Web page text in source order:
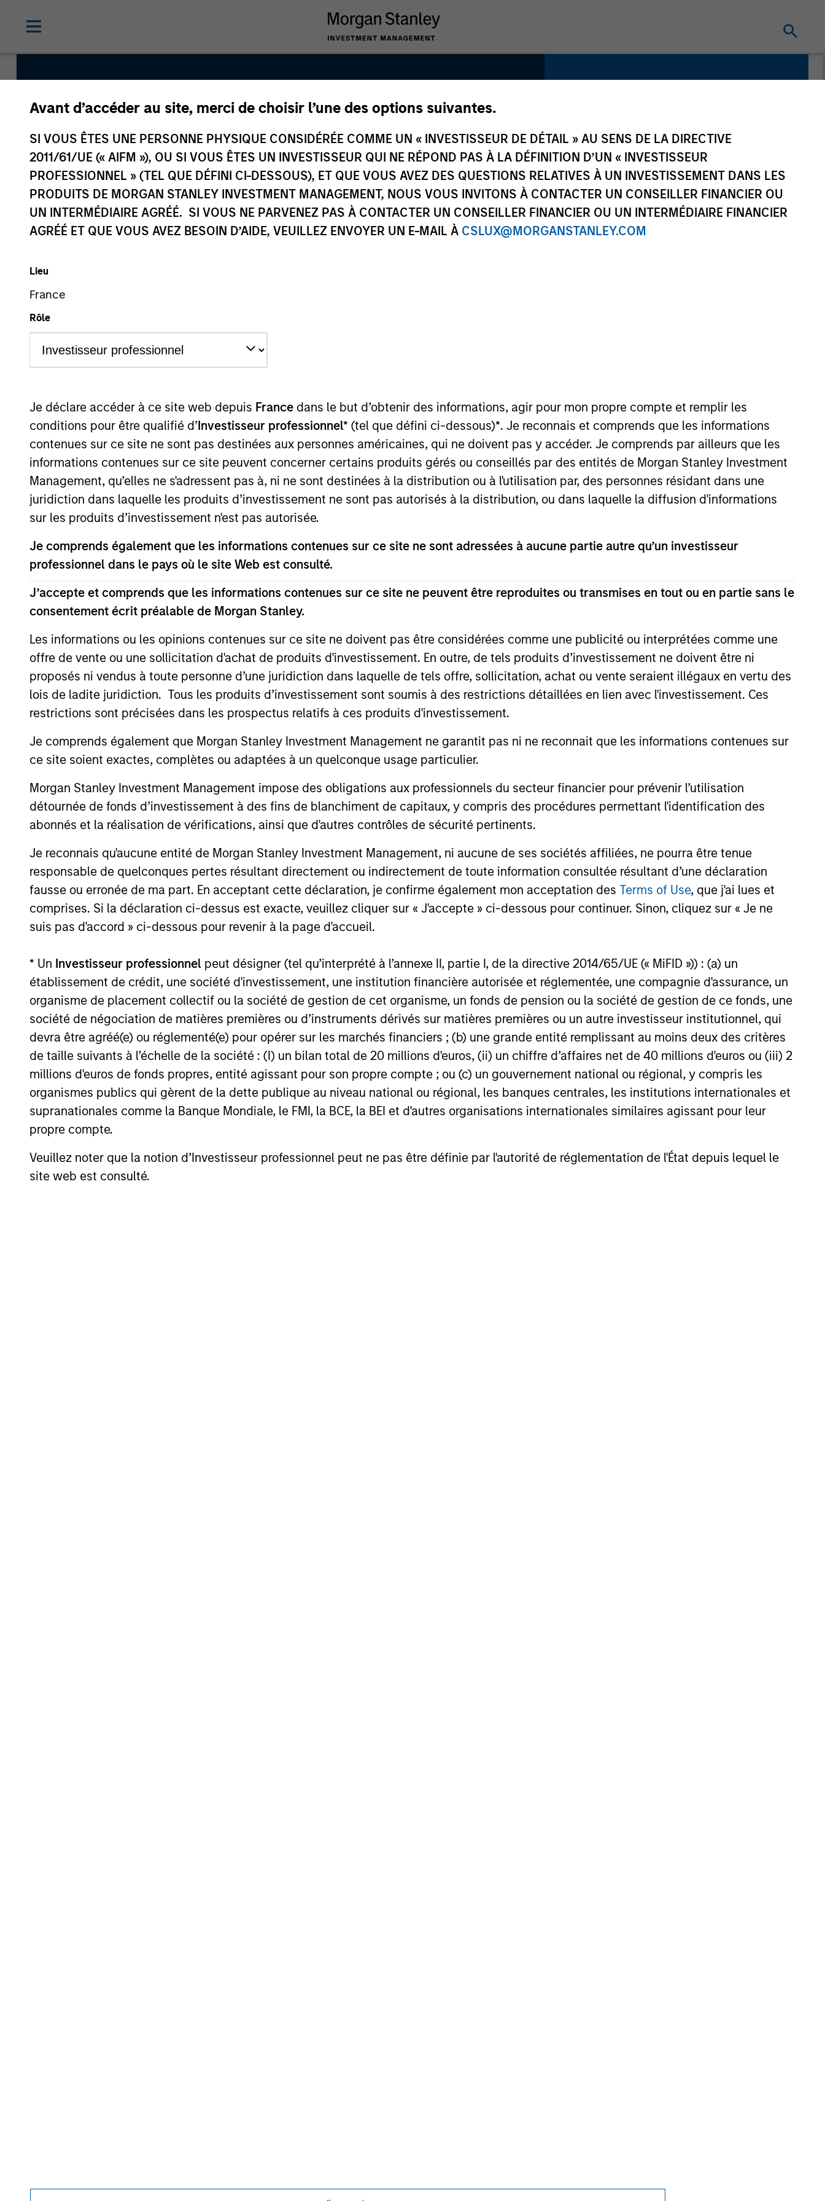
Avant d’accéder au site, merci de choisir l’une des options suivantes.
SI VOUS ÊTES UNE PERSONNE PHYSIQUE CONSIDÉRÉE COMME UN « INVESTISSEUR DE DÉTAIL » AU SENS DE LA DIRECTIVE
2011/61/UE (« AIFM »), OU SI VOUS ÊTES UN INVESTISSEUR QUI NE RÉPOND PAS À LA DÉFINITION D’UN « INVESTISSEUR
PROFESSIONNEL » (TEL QUE DÉFINI CI-DESSOUS), ET QUE VOUS AVEZ DES QUESTIONS RELATIVES À UN INVESTISSEMENT DANS LES
PRODUITS DE MORGAN STANLEY INVESTMENT MANAGEMENT, NOUS VOUS INVITONS À CONTACTER UN CONSEILLER FINANCIER OU
UN INTERMÉDIAIRE AGRÉÉ. SI VOUS NE PARVENEZ PAS À CONTACTER UN CONSEILLER FINANCIER OU UN INTERMÉDIAIRE FINANCIER
AGRÉÉ ET QUE VOUS AVEZ BESOIN D’AIDE, VEUILLEZ ENVOYER UN E-MAIL À CSLUX@MORGANSTANLEY.COM
Lieu
France
Rôle
Je déclare accéder à ce site web depuis France dans le but d’obtenir des informations, agir pour mon propre compte et remplir les
conditions pour être qualifié d’Investisseur professionnel* (tel que défini ci-dessous)*. Je reconnais et comprends que les informations
contenues sur ce site ne sont pas destinées aux personnes américaines, qui ne doivent pas y accéder. Je comprends par ailleurs que les
informations contenues sur ce site peuvent concerner certains produits gérés ou conseillés par des entités de Morgan Stanley Investment
Management, qu’elles ne s'adressent pas à, ni ne sont destinées à la distribution ou à l'utilisation par, des personnes résidant dans une
juridiction dans laquelle les produits d’investissement ne sont pas autorisés à la distribution, ou dans laquelle la diffusion d'informations
sur les produits d’investissement n'est pas autorisée.
Je comprends également que les informations contenues sur ce site ne sont adressées à aucune partie autre qu’un investisseur
professionnel dans le pays où le site Web est consulté.
J’accepte et comprends que les informations contenues sur ce site ne peuvent être reproduites ou transmises en tout ou en partie sans le
consentement écrit préalable de Morgan Stanley.
Les informations ou les opinions contenues sur ce site ne doivent pas être considérées comme une publicité ou interprétées comme une
offre de vente ou une sollicitation d'achat de produits d'investissement. En outre, de tels produits d’investissement ne doivent être ni
proposés ni vendus à toute personne d’une juridiction dans laquelle de tels offre, sollicitation, achat ou vente seraient illégaux en vertu des
lois de ladite juridiction. Tous les produits d’investissement sont soumis à des restrictions détaillées en lien avec l'investissement. Ces
restrictions sont précisées dans les prospectus relatifs à ces produits d'investissement.
Je comprends également que Morgan Stanley Investment Management ne garantit pas ni ne reconnait que les informations contenues sur
ce site soient exactes, complètes ou adaptées à un quelconque usage particulier.
Morgan Stanley Investment Management impose des obligations aux professionnels du secteur financier pour prévenir l’utilisation
détournée de fonds d’investissement à des fins de blanchiment de capitaux, y compris des procédures permettant l'identification des
abonnés et la réalisation de vérifications, ainsi que d'autres contrôles de sécurité pertinents.
Je reconnais qu'aucune entité de Morgan Stanley Investment Management, ni aucune de ses sociétés affiliées, ne pourra être tenue
responsable de quelconques pertes résultant directement ou indirectement de toute information consultée résultant d’une déclaration
fausse ou erronée de ma part. En acceptant cette déclaration, je confirme également mon acceptation des Terms of Use, que j'ai lues et
comprises. Si la déclaration ci-dessus est exacte, veuillez cliquer sur « J'accepte » ci-dessous pour continuer. Sinon, cliquez sur « Je ne
suis pas d'accord » ci-dessous pour revenir à la page d'accueil.
* Un Investisseur professionnel peut désigner (tel qu’interprété à l’annexe II, partie I, de la directive 2014/65/UE (« MiFID »)) : (a) un
établissement de crédit, une société d'investissement, une institution financière autorisée et réglementée, une compagnie d'assurance, un
organisme de placement collectif ou la société de gestion de cet organisme, un fonds de pension ou la société de gestion de ce fonds, une
société de négociation de matières premières ou d’instruments dérivés sur matières premières ou un autre investisseur institutionnel, qui
devra être agréé(e) ou réglementé(e) pour opérer sur les marchés financiers ; (b) une grande entité remplissant au moins deux des critères
de taille suivants à l’échelle de la société : (I) un bilan total de 20 millions d'euros, (ii) un chiffre d’affaires net de 40 millions d'euros ou (iii) 2
millions d'euros de fonds propres, entité agissant pour son propre compte ; ou (c) un gouvernement national ou régional, y compris les
organismes publics qui gèrent de la dette publique au niveau national ou régional, les banques centrales, les institutions internationales et
supranationales comme la Banque Mondiale, le FMI, la BCE, la BEI et d'autres organisations internationales similaires agissant pour leur
propre compte.
Veuillez noter que la notion d’Investisseur professionnel peut ne pas être définie par l'autorité de réglementation de l'État depuis lequel le
site web est consulté.
Parametric Overlay Solutions
Strategy Inception
December 1989
Overview Investment Approach
Overview
Parametric's Overlay solutions form a comprehensive portfolio management platform that enables institutional investors to
optimize their portfolios and remain aligned with strategic policy objectives.
Differentiators
1
CUSTOMIZATION
tailored to the unique needs of
the client.
2
CLIENT
ENGAGEMENT
Our investment and client
service team members have
consistent, two-way
communication with our
clients.
3
TECHNOLOGY
proprietary systems to
seamlessly fit and evolve with
our clients.
4
TRANSPARENCY
exposure and performance
Investment Approach
Parametric overlay solutions offer a comprehensive platform of solutions designed to help investors increase expected return
and reduce tracking error, by managing residual exposures around a targeted policy allocation. These highly customizable
solutions are engineered by our team of derivative investment experts, built to help solve evolving institutional investor
challenges.
Our solutions offer rules-based and transparent approaches that are generally efficiency-based or exposure-based. When
applied to a portfolio, overlay solutions can help mitigate policy implementation challenges, or help achieve specific asset
allocation goals. Some of the common overlay strategies we employ include:
Cash Overlay
Currency Overlay
Rebalancing Overlay